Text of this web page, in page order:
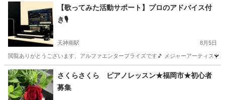
福岡 福岡市 箱崎九大前駅 その他 オーケストラ
【歌ってみた活動サポート】プロのアドバイス付
き🎙️
天神南駅 8月5日
閲覧ありがとうございます、アルファエンタープライズです🎵 メジャーアーティス
福岡 福岡市 天神南駅 ボーカル
さくらさくら ピアノレッスン★福岡市★初心者
募集